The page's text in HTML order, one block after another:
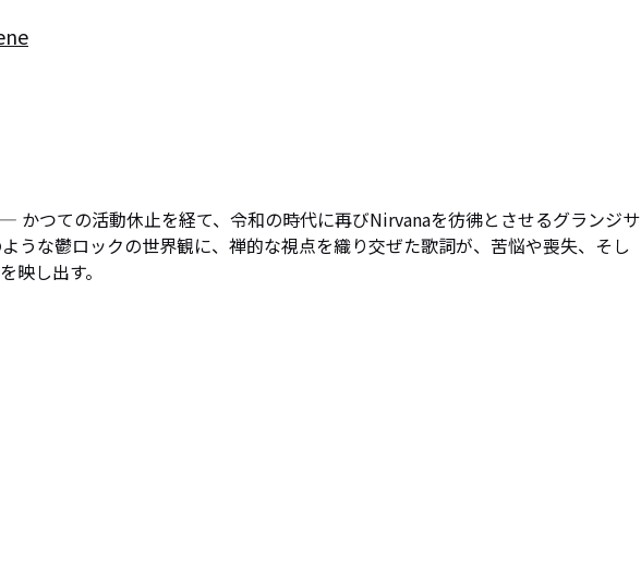
かつての活動休止を経て、令和の時代に再びNirvanaを彷彿とさせるグランジサ
うな鬱ロックの世界観に、禅的な視点を織り交ぜた歌詞が、苦悩や喪失、そし
映し出す。